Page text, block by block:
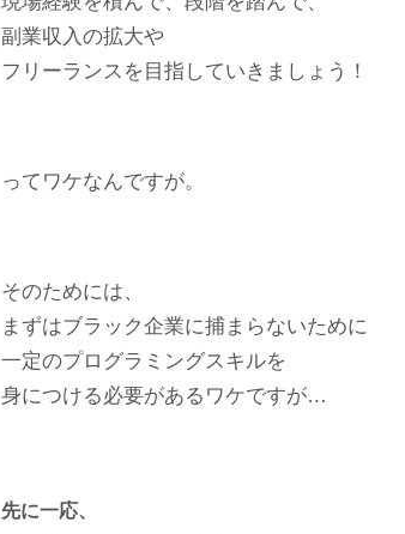
副業収入の拡大や
フリーランスを目指していきましょう！
ってワケなんですが。
そのためには、
まずはブラック企業に捕まらないために
一定のプログラミングスキルを
身につける必要があるワケですが…
先に一応、